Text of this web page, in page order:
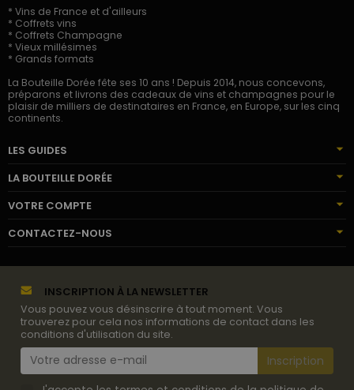
* Vins de France et d'ailleurs
* Coffrets vins
* Coffrets Champagne
* Vieux millésimes
* Grands formats
La Bouteille Dorée fête ses 10 ans ! Depuis 2014, nous concevons,
préparons et livrons des cadeaux de vins et champagnes pour le
plaisir de milliers de destinataires en France, en Europe, sur les cinq
continents.
LES GUIDES
LA BOUTEILLE DORÉE
VOTRE COMPTE
CONTACTEZ-NOUS
INSCRIPTION À LA NEWSLETTER
Vous pouvez vous désinscrire à tout moment. Vous
trouverez pour cela nos informations de contact dans les
conditions d'utilisation du site.